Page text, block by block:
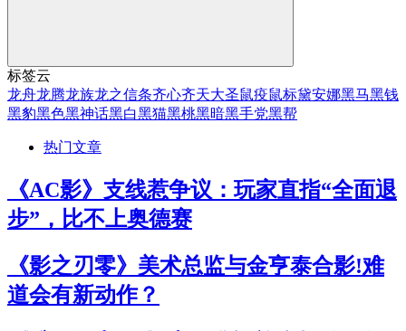
标签云
龙舟龙腾龙族龙之信条齐心齐天大圣鼠疫鼠标黛安娜黑马黑钱
黑豹黑色黑神话黑白黑猫黑桃黑暗黑手党黑帮
热门文章
《AC影》支线惹争议：玩家直指“全面退
步”，比不上奥德赛
《影之刃零》美术总监与金亨泰合影!难
道会有新动作？